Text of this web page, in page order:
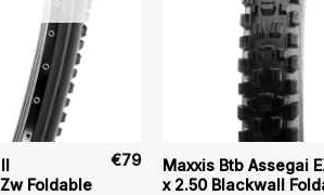
Foldable
€79
Maxxis Btb Assegai
x 2.50 Blackwall